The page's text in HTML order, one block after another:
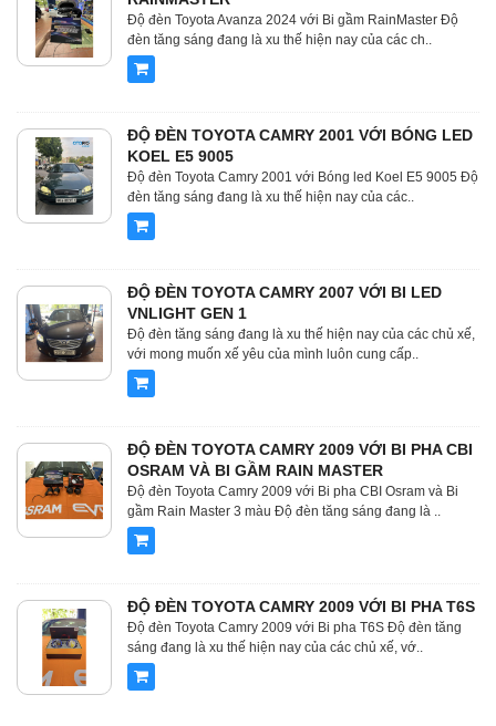
Độ đèn Toyota Avanza 2024 với Bi gầm RainMaster Độ
đèn tăng sáng đang là xu thế hiện nay của các ch..
ĐỘ ĐÈN TOYOTA CAMRY 2001 VỚI BÓNG LED
KOEL E5 9005
Độ đèn Toyota Camry 2001 với Bóng led Koel E5 9005 Độ
đèn tăng sáng đang là xu thế hiện nay của các..
ĐỘ ĐÈN TOYOTA CAMRY 2007 VỚI BI LED
VNLIGHT GEN 1
Độ đèn tăng sáng đang là xu thế hiện nay của các chủ xế,
với mong muốn xế yêu của mình luôn cung cấp..
ĐỘ ĐÈN TOYOTA CAMRY 2009 VỚI BI PHA CBI
OSRAM VÀ BI GẦM RAIN MASTER
Độ đèn Toyota Camry 2009 với Bi pha CBI Osram và Bi
gầm Rain Master 3 màu Độ đèn tăng sáng đang là ..
ĐỘ ĐÈN TOYOTA CAMRY 2009 VỚI BI PHA T6S
Độ đèn Toyota Camry 2009 với Bi pha T6S Độ đèn tăng
sáng đang là xu thế hiện nay của các chủ xế, vớ..